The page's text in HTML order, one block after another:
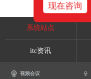
系统站点
itc资讯
视频会议
现在咨询